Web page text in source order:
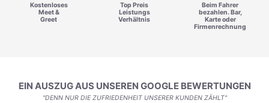
Kostenloses
Meet &
Greet
Top Preis
Leistungs
Verhältnis
Beim Fahrer
bezahlen. Bar,
Karte oder
Firmenrechnung
EIN AUSZUG AUS UNSEREN GOOGLE BEWERTUNGEN
"DENN NUR DIE ZUFRIEDENHEIT UNSERER KUNDEN ZÄHLT"